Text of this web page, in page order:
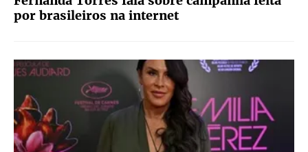
por brasileiros na internet